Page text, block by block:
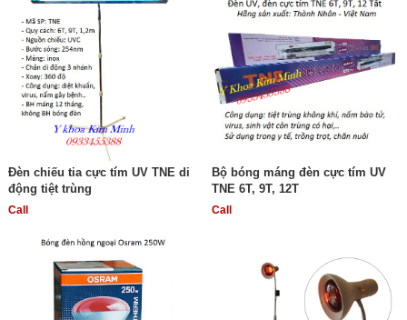
Đèn chiếu tia cực tím UV TNE di
động tiệt trùng
Call
Bộ bóng máng đèn cực tím UV
TNE 6T, 9T, 12T
Call